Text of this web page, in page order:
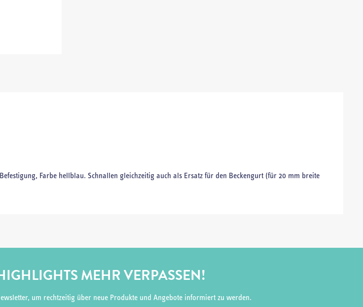
Farbe hellblau. Schnallen gleichzeitig auch als Ersatz für den Beckengurt (für 20 mm breite
MEHR VERPASSEN!
um rechtzeitig über neue Produkte und Angebote informiert zu werden.